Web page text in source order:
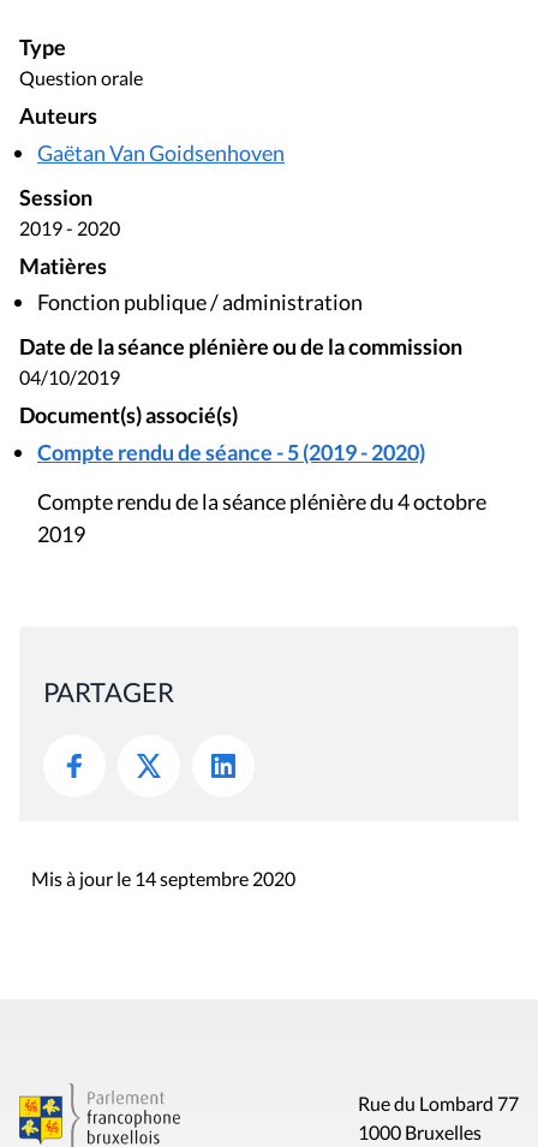
Type
Question orale
Auteurs
Gaëtan Van Goidsenhoven
Session
2019 - 2020
Matières
Fonction publique / administration
Date de la séance plénière ou de la commission
04/10/2019
Document(s) associé(s)
Compte rendu de séance - 5 (2019 - 2020)
Compte rendu de la séance plénière du 4 octobre
2019
PARTAGER
Mis à jour le 14 septembre 2020
Rue du Lombard 77
1000 Bruxelles